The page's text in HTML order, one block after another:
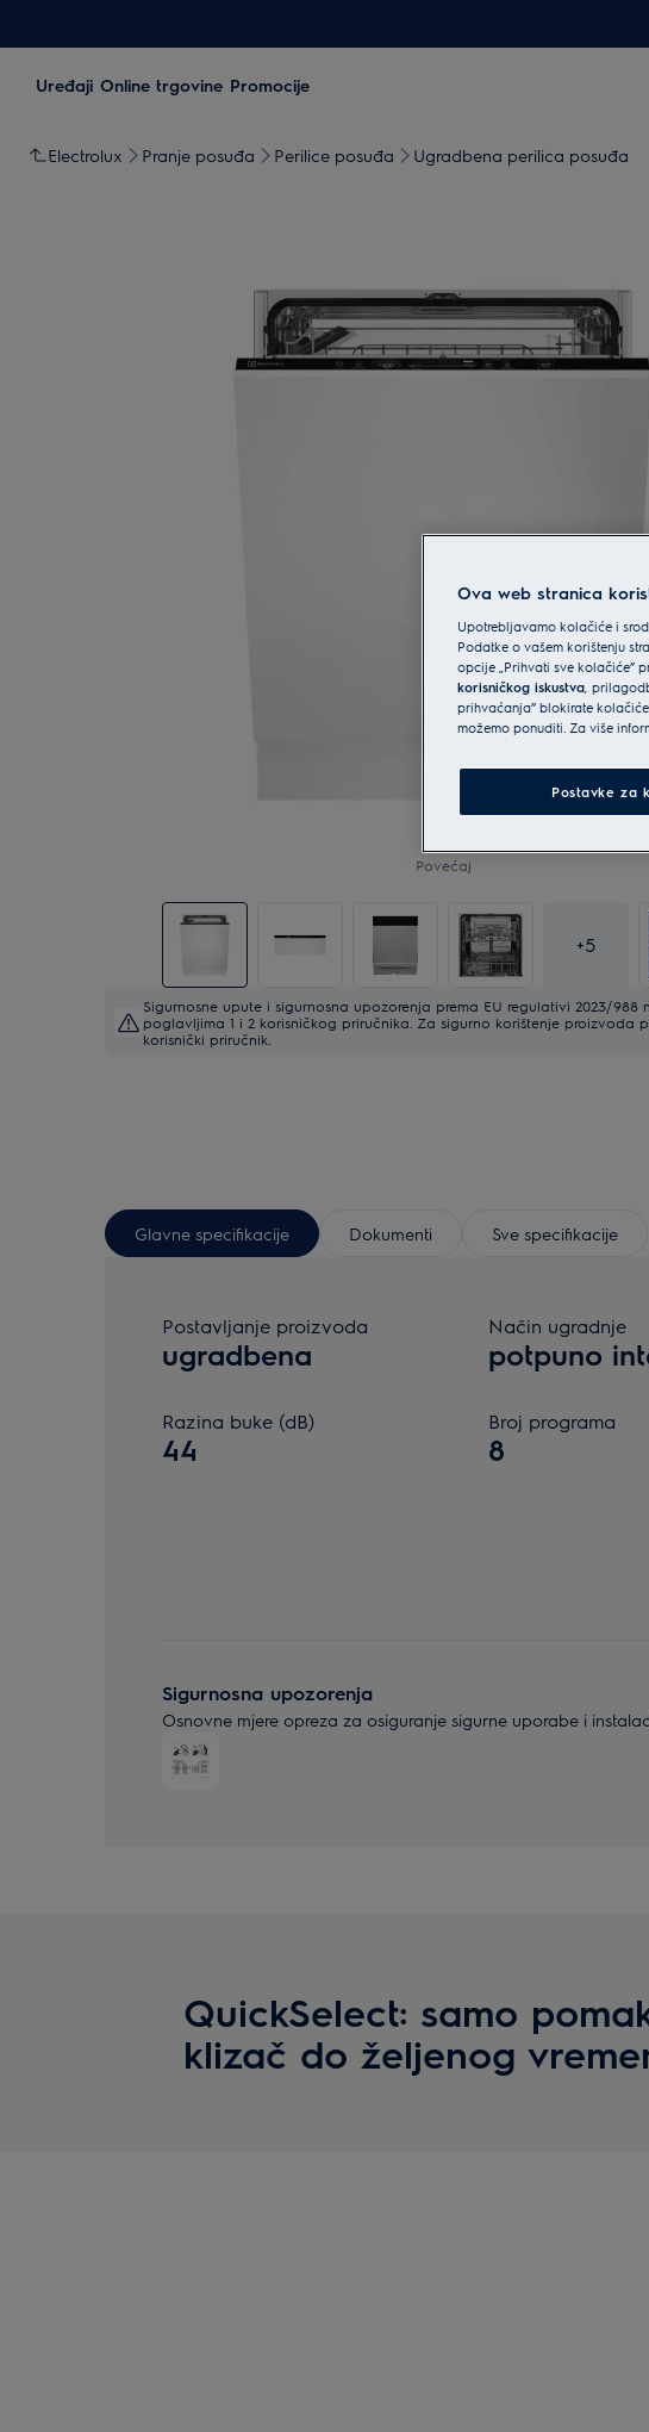
Uređaji Online trgovine Promocije
Electrolux Pranje posuđa Perilice posuđa Ugradbena perilica posuđa
Povećaj
+5
Sigurnosne upute i sigurnosna upozorenja prema EU regulativi 2023/988
poglavljima 1 i 2 korisničkog priručnika. Za sigurno korištenje proizvoda
korisnički priručnik.
Glavne specifikacije Dokumenti Sve specifikacije
Postavljanje proizvoda
ugradbena
Način ugradnje
potpuno
Razina buke (dB)
44
Broj programa
8
Sigurnosna upozorenja
Osnovne mjere opreza za osiguranje sigurne uporabe i
QuickSelect: samo
klizač do željenog
Ova web stranica
Upotrebljavamo kolačiće i
Podatke o vašem korištenju
opcije „Prihvati sve kolačiće”
korisničkog iskustva,
prihvaćanja” blokirate
možemo ponuditi. Za više
Postavke za